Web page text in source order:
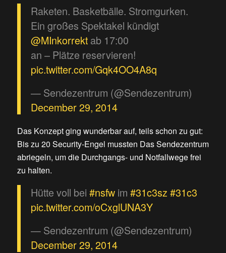
Raketen. Basketbälle. Stromgurken.
Ein großes Spektakel kündigt
@MInkorrektab 17:00
an – Plätze reservieren!
pic.twitter.com/Gqk4OO4A8q
— Sendezentrum (@Sendezentrum)
December 29, 2014
Das Konzept ging wunderbar auf, teils schon zu gut:
Bis zu 20 Security-Engel mussten Das Sendezentrum
abriegeln, um die Durchgangs- und Notfallwege frei
zu halten.
Hütte voll bei#nsfwim #31c3sz #31c3
pic.twitter.com/oCxglUNA3Y
— Sendezentrum (@Sendezentrum)
December 29, 2014